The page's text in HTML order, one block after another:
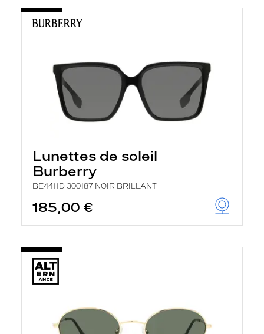
Lunettes de soleil
Burberry
BE4411D 300187 NOIR BRILLANT
185,00 €